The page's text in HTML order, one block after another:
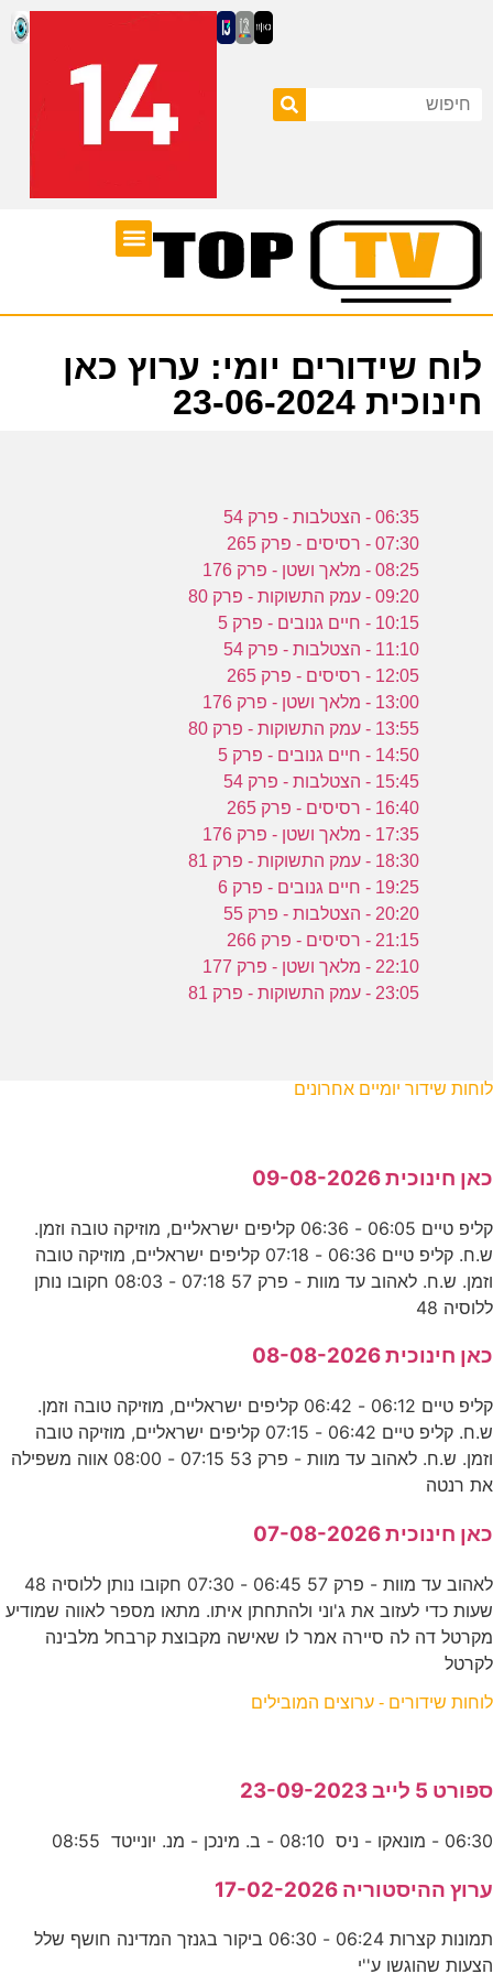
לוח שידורים יומי: ערוץ כאן
חינוכית 23-06-2024
06:35 - הצטלבות - פרק 54
07:30 - רסיסים - פרק 265
08:25 - מלאך ושטן - פרק 176
09:20 - עמק התשוקות - פרק 80
10:15 - חיים גנובים - פרק 5
11:10 - הצטלבות - פרק 54
12:05 - רסיסים - פרק 265
13:00 - מלאך ושטן - פרק 176
13:55 - עמק התשוקות - פרק 80
14:50 - חיים גנובים - פרק 5
15:45 - הצטלבות - פרק 54
16:40 - רסיסים - פרק 265
17:35 - מלאך ושטן - פרק 176
18:30 - עמק התשוקות - פרק 81
19:25 - חיים גנובים - פרק 6
20:20 - הצטלבות - פרק 55
21:15 - רסיסים - פרק 266
22:10 - מלאך ושטן - פרק 177
23:05 - עמק התשוקות - פרק 81
לוחות שידור יומיים אחרונים
כאן חינוכית 09-08-2026
קליפ טיים 06:05 - 06:36 קליפים ישראליים, מוזיקה טובה וזמן.
ש.ח. קליפ טיים 06:36 - 07:18 קליפים ישראליים, מוזיקה טובה
וזמן. ש.ח. לאהוב עד מוות - פרק 57 07:18 - 08:03 חקובו נותן
ללוסיה 48
כאן חינוכית 08-08-2026
קליפ טיים 06:12 - 06:42 קליפים ישראליים, מוזיקה טובה וזמן.
ש.ח. קליפ טיים 06:42 - 07:15 קליפים ישראליים, מוזיקה טובה
וזמן. ש.ח. לאהוב עד מוות - פרק 53 07:15 - 08:00 אווה משפילה
את רנטה
כאן חינוכית 07-08-2026
לאהוב עד מוות - פרק 57 06:45 - 07:30 חקובו נותן ללוסיה 48
שעות כדי לעזוב את ג'וני ולהתחתן איתו. מתאו מספר לאווה שמודיע
מקרטל דה לה סיירה אמר לו שאישה מקבוצת קרבחל מלבינה
לקרטל
לוחות שידורים - ערוצים המובילים
ספורט 5 לייב 23-09-2023
06:30 - מונאקו - ניס 08:10 - ב. מינכן - מנ. יונייטד 08:55
ערוץ ההיסטוריה 17-02-2026
תמונות קצרות 06:24 - 06:30 ביקור בגנזך המדינה חושף שלל
הצעות שהוגשו ע''י